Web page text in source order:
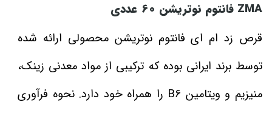
ZMA فانتوم نوتریشن 60 عددی
قرص زد ام ای فانتوم نوتریشن محصولی ارائه شده
توسط برند ایرانی بوده که ترکیبی از مواد معدنی زینک،
منیزیم و ویتامین B6 را همراه خود دارد. نحوه فرآوری